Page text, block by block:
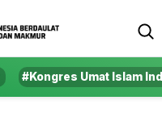
#Kongres Umat Islam